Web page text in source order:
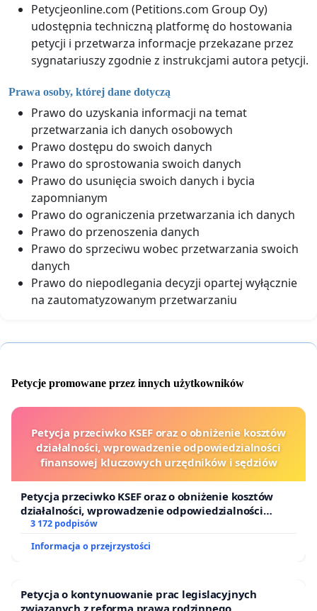
Petycjeonline.com (Petitions.com Group Oy)
udostępnia techniczną platformę do hostowania
petycji i przetwarza informacje przekazane przez
sygnatariuszy zgodnie z instrukcjami autora petycji.
Prawa osoby, której dane dotyczą
Prawo do uzyskania informacji na temat
przetwarzania ich danych osobowych
Prawo dostępu do swoich danych
Prawo do sprostowania swoich danych
Prawo do usunięcia swoich danych i bycia
zapomnianym
Prawo do ograniczenia przetwarzania ich danych
Prawo do przenoszenia danych
Prawo do sprzeciwu wobec przetwarzania swoich
danych
Prawo do niepodlegania decyzji opartej wyłącznie
na zautomatyzowanym przetwarzaniu
Petycje promowane przez innych użytkowników
Petycja przeciwko KSEF oraz o obniżenie kosztów
działalności, wprowadzenie odpowiedzialności
finansowej kluczowych urzędników i sędziów
Petycja przeciwko KSEF oraz o obniżenie kosztów
działalności, wprowadzenie odpowiedzialności
finansowej kluczowych urzędników i sędziów
3 172 podpisów
Informacja o przejrzystości
Petycja o kontynuowanie prac legislacyjnych